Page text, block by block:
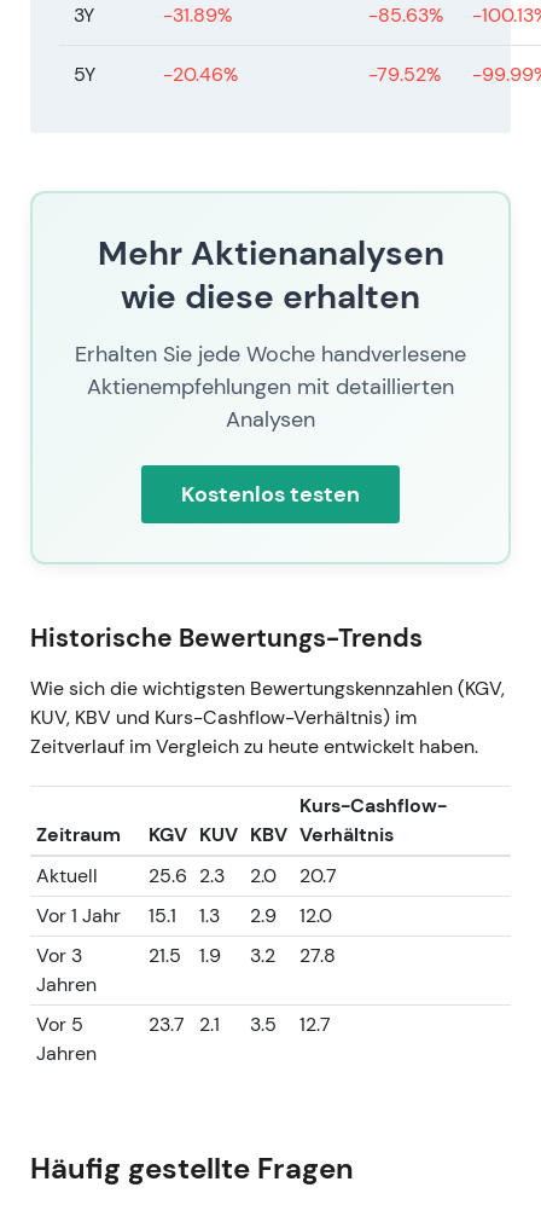
3Y -31.89% -85.63% -
5Y -20.46% -79.52% -
Mehr Aktienanalysen
wie diese erhalten
Erhalten Sie jede Woche handverlesene
Aktienempfehlungen mit detaillierten
Analysen
Kostenlos testen
Historische Bewertungs-Trends
Wie sich die wichtigsten Bewertungskennzahlen (KGV,
KUV, KBV und Kurs-Cashflow-Verhältnis) im
Zeitverlauf im Vergleich zu heute entwickelt haben.
Zeitraum KGV KUV KBV
Kurs-Cashflow-
Verhältnis
Aktuell
25.6 2.3 2.0
20.7
Vor 1 Jahr
15.1 1.3 2.9
12.0
Vor 3
Jahren
21.5 1.9 3.2 27.8
Vor 5
Jahren
23.7 2.1 3.5 12.7
Häufig gestellte Fragen